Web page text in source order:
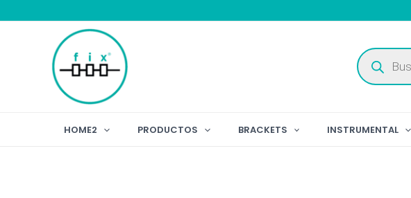
Búsqueda
de
productos
HOME2 PRODUCTOS BRACKETS INSTRUMENTAL